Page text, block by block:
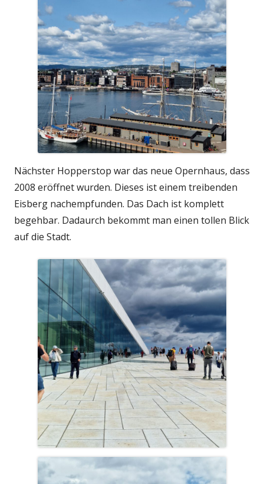
Nächster Hopperstop war das neue Opernhaus, dass
2008 eröffnet wurden. Dieses ist einem treibenden
Eisberg nachempfunden. Das Dach ist komplett
begehbar. Dadaurch bekommt man einen tollen Blick
auf die Stadt.